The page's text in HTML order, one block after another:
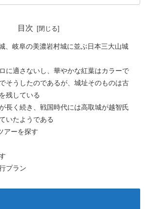
目次
、岐阜の美濃岩村城に並ぶ日本三大山城
に適さないし、華やかな紅葉はカラーで
そうしたのであるが、城址そのものは古
残している
長く続き、戦国時代には高取城が越智氏
いたようである
アーを探す
プラン